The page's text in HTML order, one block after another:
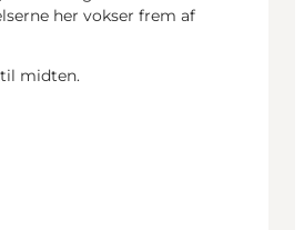
her vokser frem af
midten.